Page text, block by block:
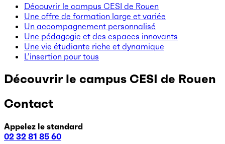
Découvrir le campus CESI de Rouen
Une offre de formation large et variée
Un accompagnement personnalisé
Une pédagogie et des espaces innovants
Une vie étudiante riche et dynamique
L’insertion pour tous
Découvrir le campus CESI de Rouen
Contact
Appelez le standard
02 32 81 85 60